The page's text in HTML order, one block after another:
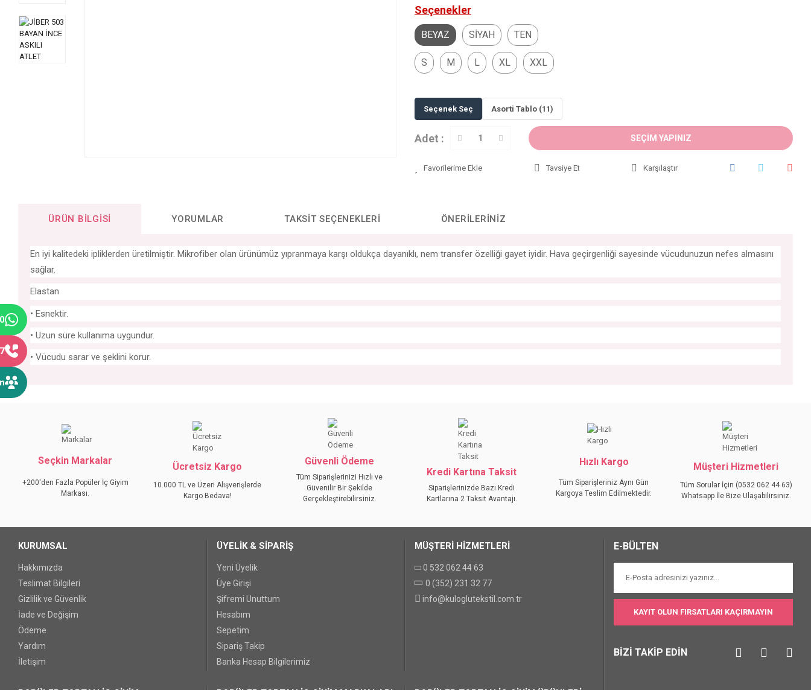
Seçenekler
BEYAZ SİYAH TEN
S M L XL XXL
Seçenek Seç Asorti Tablo (11)
Adet : SEÇİM YAPINIZ
Tavsiye Et Karşılaştır
ÜRÜN BILGISI YORUMLAR TAKSIT SEÇENEKLERI ÖNERILERINIZ
En iyi kalitedeki ipliklerden üretilmiştir. Mikrofiber olan ürünümüz yıpranmaya karşı oldukça dayanıklı, nem transfer özelliği gayet iyidir. Hava geçirgenliği sayesinde vücudunuzun nefes almasını
sağlar.
Elastan
• Esnektir.
• Uzun süre kullanıma uygundur.
• Vücudu sarar ve şeklini korur.
Ürün resmi kalitesiz, bozuk veya görüntülenemiyor.
Ürün açıklamasında eksik bilgiler bulunuyor.
Ürün bilgilerinde hatalar bulunuyor.
Ürün fiyatı diğer sitelerden daha pahalı.
GÖNDER
Seçkin Markalar
+200'den Fazla Popüler İç Giyim
Markası.
Ücretsiz Kargo
10.000 TL ve Üzeri Alışverişlerde
Kargo Bedava!
Güvenli Ödeme
Tüm Siparişlerinizi Hızlı ve
Güvenilir Bir Şekilde
Gerçekleştirebilirsiniz.
Kredi Kartına Taksit
Siparişlerinizde Bazı Kredi
Kartlarına 2 Taksit Avantajı.
Hızlı Kargo
Tüm Siparişleriniz Aynı Gün
Kargoya Teslim Edilmektedir.
Müşteri Hizmetleri
Tüm Sorular İçin (0532 062 44 63)
Whatsapp İle Bize Ulaşabilirsiniz.
KURUMSAL
Hakkımızda
Teslimat Bilgileri
Gizlilik ve Güvenlik
İade ve Değişim
Ödeme
Yardım
İletişim
ÜYELİK & SİPARİŞ
Yeni Üyelik
Üye Girişi
Şifremi Unuttum
Hesabım
Sepetim
Sipariş Takip
Banka Hesap Bilgilerimiz
MÜŞTERİ HİZMETLERİ
0 532 062 44 63
0 (352) 231 32 77
info@kuloglutekstil.com.tr
E-BÜLTEN
KAYIT OLUN FIRSATLARI KAÇIRMAYIN
BİZİ TAKİP EDİN